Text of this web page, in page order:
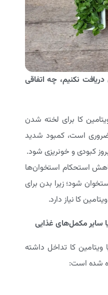
دریافت نکنیم، چه اتفاقی
کا برای لخته شدن
است، کمبود شدید
کبودی و خونریزی شود.
استحکام استخوان‌ها
شود؛ زیرا بدن برای
کا نیاز دارد.
سایر مکمل‌های غذایی
کا تداخل داشته
شده است: